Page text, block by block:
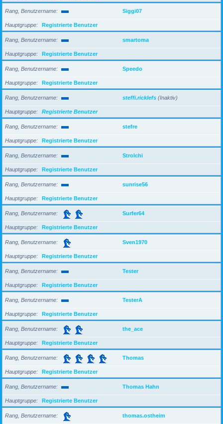
Rang, Benutzername Siggi07
Hauptgruppe Registrierte Benutzer
Rang, Benutzername smartoma
Hauptgruppe Registrierte Benutzer
Rang, Benutzername Speedo
Hauptgruppe Registrierte Benutzer
Rang, Benutzername steffi.ricklefs (Inaktiv)
Hauptgruppe Registrierte Benutzer
Rang, Benutzername stefre
Hauptgruppe Registrierte Benutzer
Rang, Benutzername Strolchi
Hauptgruppe Registrierte Benutzer
Rang, Benutzername sunrise56
Hauptgruppe Registrierte Benutzer
Rang, Benutzername Surfer64
Hauptgruppe Registrierte Benutzer
Rang, Benutzername Sven1970
Hauptgruppe Registrierte Benutzer
Rang, Benutzername Tester
Hauptgruppe Registrierte Benutzer
Rang, Benutzername TesterA
Hauptgruppe Registrierte Benutzer
Rang, Benutzername the_ace
Hauptgruppe Registrierte Benutzer
Rang, Benutzername Thomas
Hauptgruppe Registrierte Benutzer
Rang, Benutzername Thomas Hahn
Hauptgruppe Registrierte Benutzer
Rang, Benutzername thomas.ostheim